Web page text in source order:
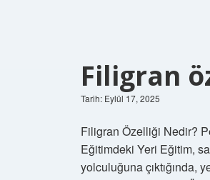
Filigran
Tarih: Eylül 17, 2025
Filigran Özelliği Nedir?
Eğitimdeki Yeri Eğitim,
yolculuğuna çıktığında,